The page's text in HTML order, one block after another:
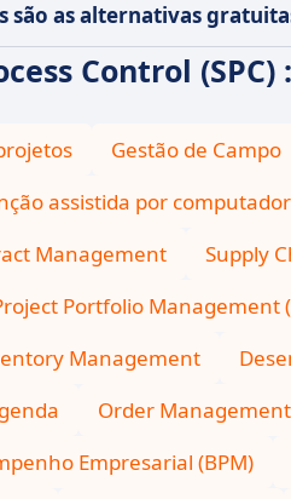
são as alternativas
Control
Gestão de Campo
assistida por computador
Management Supply
Portfolio Management
Management
Order Management
Empresarial (BPM)